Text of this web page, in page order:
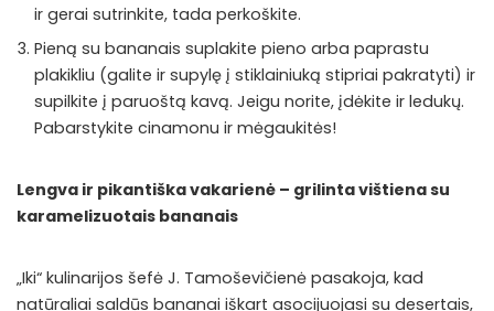
ir gerai sutrinkite, tada perkoškite.
Pieną su bananais suplakite pieno arba paprastu
plakikliu (galite ir supylę į stiklainiuką stipriai pakratyti) ir
supilkite į paruoštą kavą. Jeigu norite, įdėkite ir ledukų.
Pabarstykite cinamonu ir mėgaukitės!
Lengva ir pikantiška vakarienė – grilinta vištiena su
karamelizuotais bananais
„Iki“ kulinarijos šefė J. Tamoševičienė pasakoja, kad
natūraliai saldūs bananai iškart asocijuojasi su desertais,